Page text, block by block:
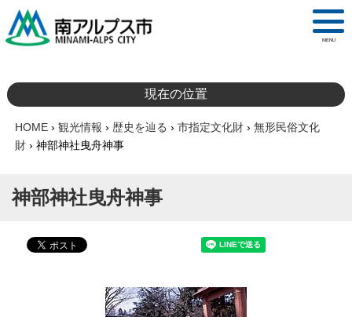
MENU
現在の位置
HOME › 観光情報 › 歴史を辿る › 市指定文化財 › 無形民俗文化
財 › 神部神社曳舟神事
神部神社曳舟神事